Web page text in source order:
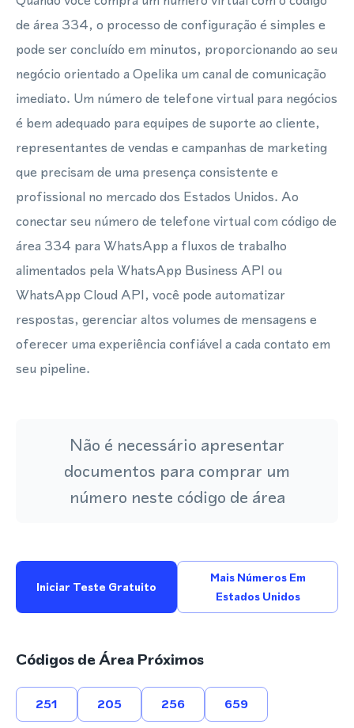
de área 334, o processo de configuração é simples e
pode ser concluído em minutos, proporcionando ao seu
negócio orientado a Opelika um canal de comunicação
imediato. Um número de telefone virtual para negócios
é bem adequado para equipes de suporte ao cliente,
representantes de vendas e campanhas de marketing
que precisam de uma presença consistente e
profissional no mercado dos Estados Unidos. Ao
conectar seu número de telefone virtual com código de
área 334 para WhatsApp a fluxos de trabalho
alimentados pela WhatsApp Business API ou
WhatsApp Cloud API, você pode automatizar
respostas, gerenciar altos volumes de mensagens e
oferecer uma experiência confiável a cada contato em
seu pipeline.
Não é necessário apresentar
documentos para comprar um
número neste código de área
Iniciar Teste Gratuito
Mais Números Em
Estados Unidos
Códigos de Área Próximos
251 205 256 659